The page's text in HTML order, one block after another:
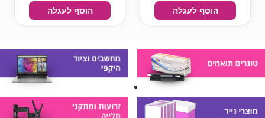
הוסף לעגלה הוסף לעגלה